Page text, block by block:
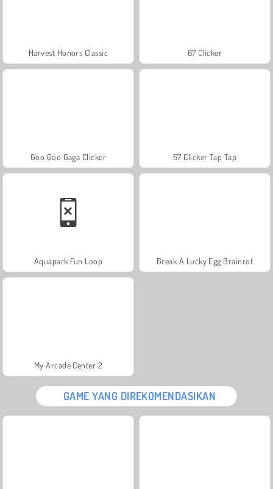
Harvest Honors Classic 67 Clicker
Goo Goo Gaga Clicker 67 Clicker Tap Tap
Aquapark Fun Loop Break A Lucky Egg Brainrot
My Arcade Center 2
GAME YANG DIREKOMENDASIKAN